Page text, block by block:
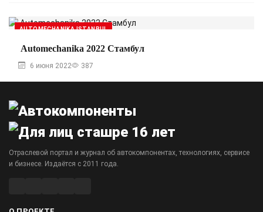
AUTOMECHANIKA ISTANBUL
Automechanika 2022 Стамбул
6 июня 2022 387
Отраслевой портал и журнал об автокомпонентах, технологиях, сервисе
и бизнесе. Издаётся с 2011 года.